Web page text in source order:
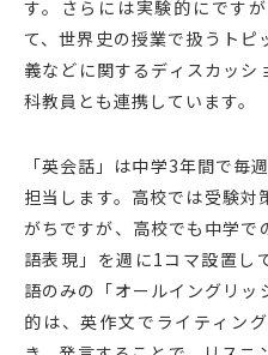
す。さらには実験的にです
て、世界史の授業で扱うトピ
義などに関するディスカッ
科教員とも連携しています。
「英会話」は中学3年間で毎
担当します。高校では受験対
がちですが、高校でも中学で
語表現」を週に1コマ設置し
語のみの「オールイングリッ
的は、英作文でライティン